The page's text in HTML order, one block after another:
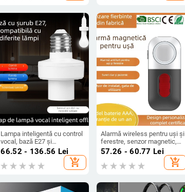
Lampa inteligentă cu control
vocal, bază E27 și
telecomandă
66.52 - 136.56 Lei
add_shopping_cart
Alarmă wireless pentru uși și
ferestre, senzor magnetic,
130 dB, uz casnic, model
57.26 - 60.77 Lei
add_shopping_cart